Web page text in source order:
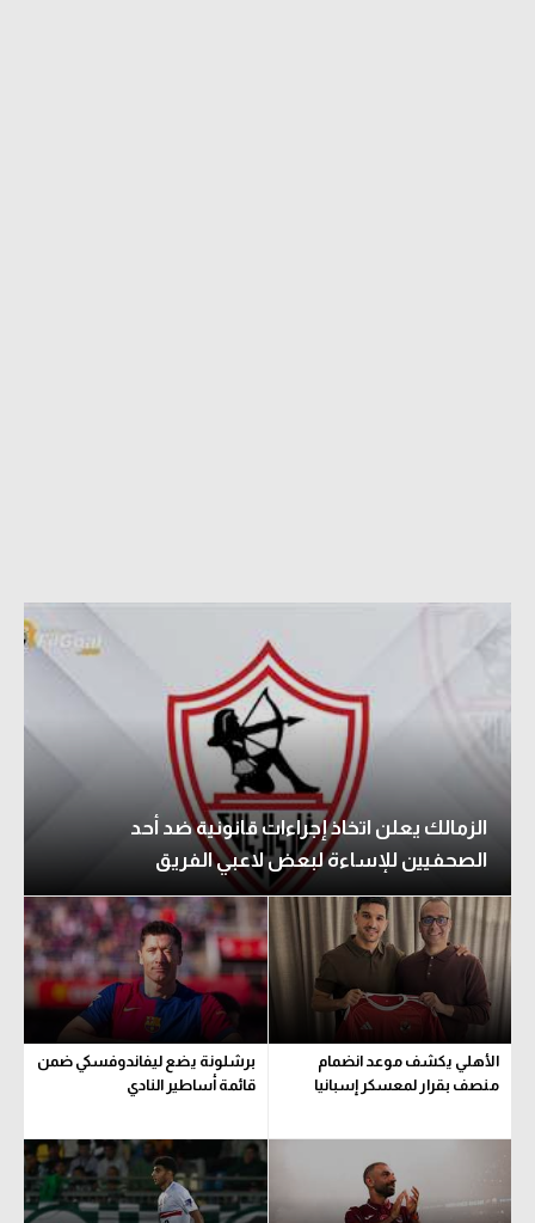
الزمالك يعلن اتخاذ إجراءات قانونية ضد أحد
الصحفيين للإساءة لبعض لاعبي الفريق
الأهلي يكشف موعد انضمام
منصف بقرار لمعسكر إسبانيا
برشلونة يضع ليفاندوفسكي ضمن
قائمة أساطير النادي